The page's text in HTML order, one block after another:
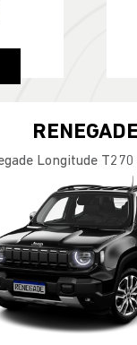
RENEGADE
Longitude